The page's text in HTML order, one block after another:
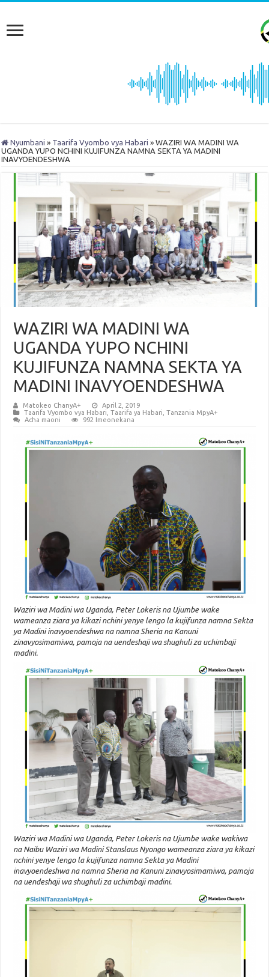
Nyumbani » Taarifa Vyombo vya Habari » WAZIRI WA MADINI WA
UGANDA YUPO NCHINI KUJIFUNZA NAMNA SEKTA YA MADINI
INAVYOENDESHWA
WAZIRI WA MADINI WA
UGANDA YUPO NCHINI
KUJIFUNZA NAMNA SEKTA YA
MADINI INAVYOENDESHWA
Matokeo ChanyA+
April 2, 2019
Taarifa Vyombo vya Habari ,Taarifa ya Habari ,Tanzania MpyA+
Acha maoni
992 Imeonekana
Waziri wa Madini wa Uganda, Peter Lokeris na Ujumbe wake
wameanza ziara ya kikazi nchini yenye lengo la kujifunza namna Sekta
ya Madini inavyoendeshwa na namna Sheria na Kanuni
zinavyosimamiwa, pamoja na uendeshaji wa shughuli za uchimbaji
madini.
Waziri wa Madini wa Uganda, Peter Lokeris na Ujumbe wake wakiwa
na Naibu Waziri wa Madini Stanslaus Nyongo wameanza ziara ya kikazi
nchini yenye lengo la kujifunza namna Sekta ya Madini
inavyoendeshwa na namna Sheria na Kanuni zinavyosimamiwa, pamoja
na uendeshaji wa shughuli za uchimbaji madini.